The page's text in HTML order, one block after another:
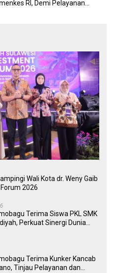
RI, Demi Pelayanan
Wali Kota dr. Weny Gaib
2026
Terima Siswa PKL SMK
Perkuat Sinergi Dunia
Terima Kunker Kancab
Tinjau Pelayanan dan